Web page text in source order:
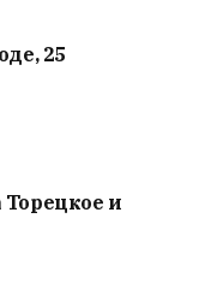
25
Торецкое и